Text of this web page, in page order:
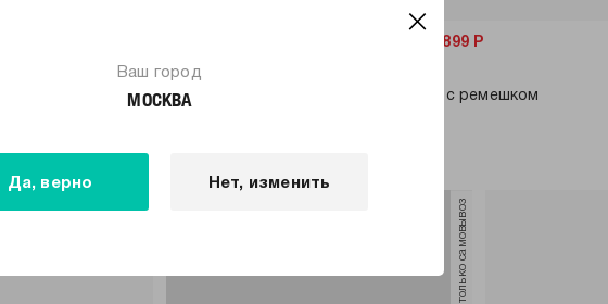
Ваш город
МОСКВА
Да, верно Нет, изменить
летние открытые
899Р
Балетки с ремешком
только самовывоз